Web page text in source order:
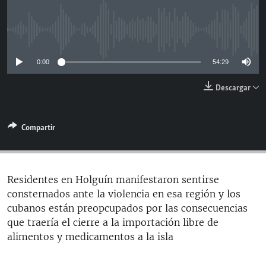
ESPECIALES
DESINFORMACIÓN RUSA EN AMÉRICA LATINA
LA INVASIÓN DE RUSIA A UCRANIA
MULTIMEDIA
SÍGUENOS
0:00 54:29
Descargar
Compartir
Residentes en Holguín manifestaron sentirse
consternados ante la violencia en esa región y los
cubanos están preopcupados por las consecuencias
que traería el cierre a la importación libre de
alimentos y medicamentos a la isla